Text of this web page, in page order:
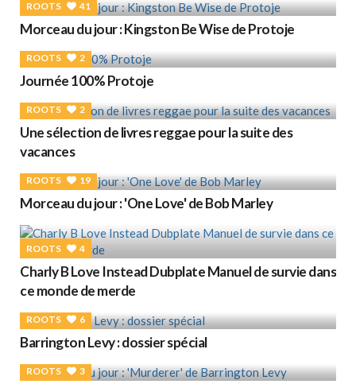
ROOTS 41
Morceau du jour : Kingston Be Wise de Protoje
ROOTS 2
Journée 100% Protoje
ROOTS 2
Une sélection de livres reggae pour la suite des
vacances
ROOTS 19
Morceau du jour : 'One Love' de Bob Marley
ROOTS 4
Charly B Love Instead Dubplate Manuel de survie dans
ce monde de merde
ROOTS 6
Barrington Levy : dossier spécial
ROOTS 3